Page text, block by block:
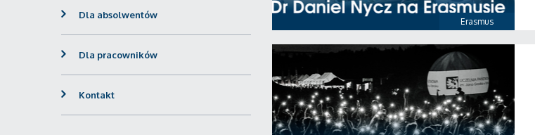
Erasmus
Dla absolwentów
Dla pracowników
Kontakt